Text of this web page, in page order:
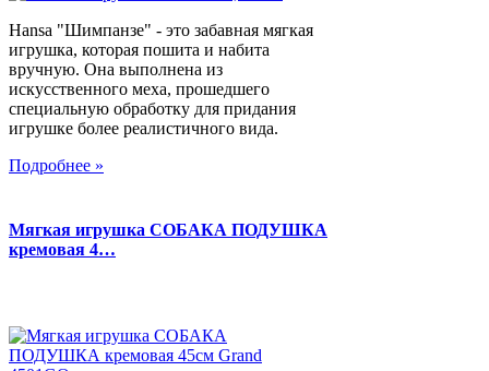
Hansa "Шимпанзе" - это забавная мягкая
игрушка, которая пошита и набита
вручную. Она выполнена из
искусственного меха, прошедшего
специальную обработку для придания
игрушке более реалистичного вида.
Подробнее »
Мягкая игрушка СОБАКА ПОДУШКА
кремовая 4…